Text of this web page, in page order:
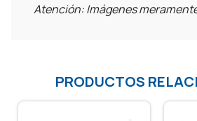
Atención: Imágenes
PRODUCTOS